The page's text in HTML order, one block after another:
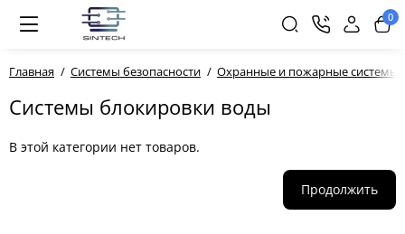
0
Главная Системы безопасности Охранные и пожарные системы
Системы блокировки воды
В этой категории нет товаров.
Продолжить